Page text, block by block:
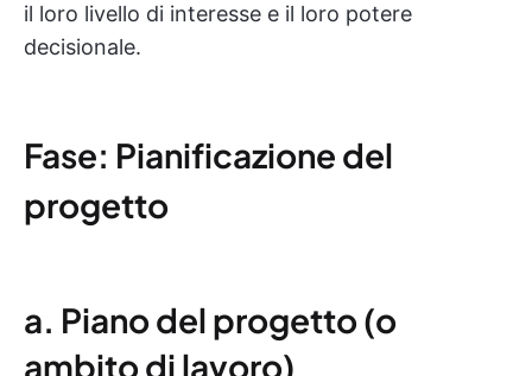
il loro livello di interesse e il loro potere
decisionale.
Fase: Pianificazione del
progetto
a. Piano del progetto (o
ambito di lavoro)